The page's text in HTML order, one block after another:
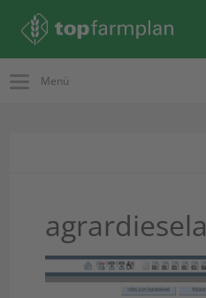
Menü